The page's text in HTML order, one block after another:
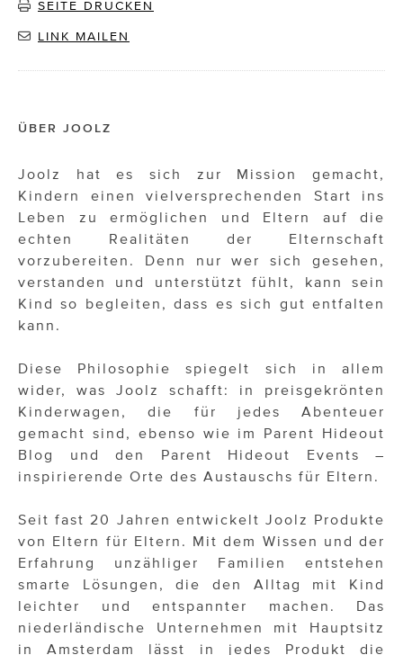
SEITE DRUCKEN
LINK MAILEN
ÜBER JOOLZ
Joolz hat es sich zur Mission gemacht,
Kindern einen vielversprechenden Start ins
Leben zu ermöglichen und Eltern auf die
echten Realitäten der Elternschaft
vorzubereiten. Denn nur wer sich gesehen,
verstanden und unterstützt fühlt, kann sein
Kind so begleiten, dass es sich gut entfalten
kann.
Diese Philosophie spiegelt sich in allem
wider, was Joolz schafft: in preisgekrönten
Kinderwagen, die für jedes Abenteuer
gemacht sind, ebenso wie im Parent Hideout
Blog und den Parent Hideout Events –
inspirierende Orte des Austauschs für Eltern.
Seit fast 20 Jahren entwickelt Joolz Produkte
von Eltern für Eltern. Mit dem Wissen und der
Erfahrung unzähliger Familien entstehen
smarte Lösungen, die den Alltag mit Kind
leichter und entspannter machen. Das
niederländische Unternehmen mit Hauptsitz
in Amsterdam lässt in jedes Produkt die